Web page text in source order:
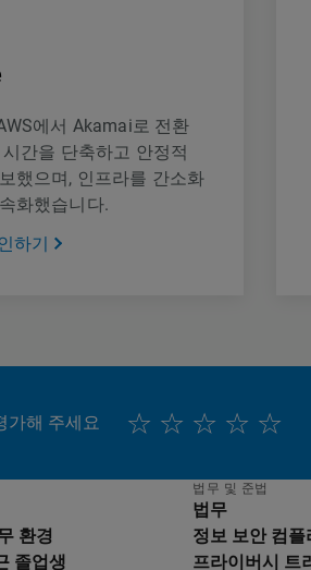
에서 Akamai로 전환
간을 단축하고 안정적
했으며, 인프라를 간소화
화했습니다.
하기
가해 주세요
환경
졸업생
법무 및 준법
법무
정보 보안 컴
프라이버시 트